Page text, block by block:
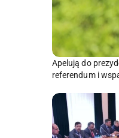
Apelują do
referendum i